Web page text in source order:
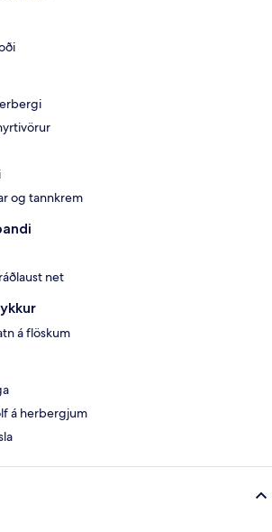
og tannkrem
net
á flöskum
á herbergjum